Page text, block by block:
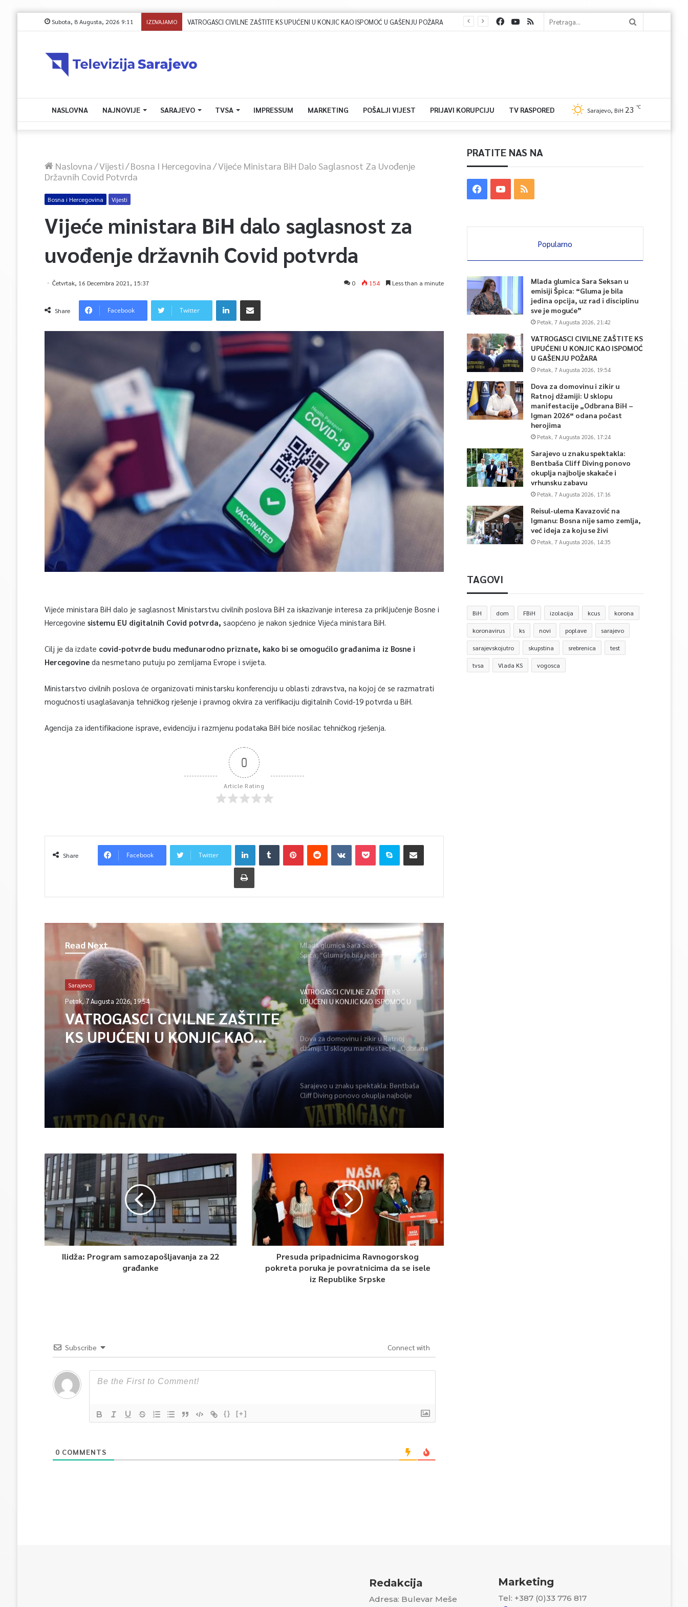
Subota, 8 Augusta, 2026 9:11 IZDVAJAMO
NASLOVNA NAJNOVIJE SARAJEVO TVSA IMPRESSUM MARKETING POŠALJI VIJEST PRIJAVI KORUPCIJU TV RASPORED Sarajevo, BiH 23 ℃
Naslovna/Vijesti/Bosna I Hercegovina/Vijeće Ministara BiH Dalo Saglasnost Za Uvođenje
Državnih Covid Potvrda
Bosna i Hercegovina Vijesti
Vijeće ministara BiH dalo saglasnost za
uvođenje državnih Covid potvrda
Četvrtak, 16 Decembra 2021, 15:37 0 154 Less than a minute
Share Facebook Twitter
Vijeće ministara BiH dalo je saglasnost Ministarstvu civilnih poslova BiH za iskazivanje interesa za priključenje Bosne i
Hercegovine sistemu EU digitalnih Covid potvrda, saopćeno je nakon sjednice Vijeća ministara BiH.
Cilj je da izdate covid-potvrde budu međunarodno priznate, kako bi se omogućilo građanima iz Bosne i
Hercegovineda nesmetano putuju po zemljama Evrope i svijeta.
Ministarstvo civilnih poslova će organizovati ministarsku konferenciju u oblasti zdravstva, na kojoj će se razmatrati
mogućnosti usaglašavanja tehničkog rješenje i pravnog okvira za verifikaciju digitalnih Covid-19 potvrda u BiH.
Agencija za identifikacione isprave, evidenciju i razmjenu podataka BiH biće nosilac tehničkog rješenja.
0
Article Rating
Share Facebook Twitter
Read Next
Sarajevo
Petak, 7 Augusta 2026, 19:54
VATROGASCI CIVILNE ZAŠTITE
KS UPUĆENI U KONJIC KAO
ISPOMOĆ U GAŠENJU POŽARA
Mlada glumica Sara Seksan u emisiji
Špica: “Gluma je bila jedina opcija, uz rad
i disciplinu sve je moguće”
VATROGASCI CIVILNE ZAŠTITE KS
UPUĆENI U KONJIC KAO ISPOMOĆ U
GAŠENJU POŽARA
Dova za domovinu i zikir u Ratnoj
džamiji: U sklopu manifestacije „Odbrana
BiH – Igman 2026“ odana počast
Sarajevo u znaku spektakla: Bentbaša
Cliff Diving ponovo okuplja najbolje
skakače i vrhunsku zabavu
Ilidža: Program samozapošljavanja za 22
građanke
Presuda pripadnicima Ravnogorskog
pokreta poruka je povratnicima da se isele
iz Republike Srpske
Subscribe Connect with
{} [+]
0 COMMENTS
PRATITE NAS NA
Popularno
Mlada glumica Sara Seksan u
emisiji Špica: “Gluma je bila
jedina opcija, uz rad i disciplinu
sve je moguće”
Petak, 7 Augusta 2026, 21:42
VATROGASCI CIVILNE ZAŠTITE KS
UPUĆENI U KONJIC KAO ISPOMOĆ
U GAŠENJU POŽARA
Petak, 7 Augusta 2026, 19:54
Dova za domovinu i zikir u
Ratnoj džamiji: U sklopu
manifestacije „Odbrana BiH –
Igman 2026“ odana počast
herojima
Petak, 7 Augusta 2026, 17:24
Sarajevo u znaku spektakla:
Bentbaša Cliff Diving ponovo
okuplja najbolje skakače i
vrhunsku zabavu
Petak, 7 Augusta 2026, 17:16
Reisul-ulema Kavazović na
Igmanu: Bosna nije samo zemlja,
već ideja za koju se živi
Petak, 7 Augusta 2026, 14:35
TAGOVI
BiH dom FBiH izolacija kcus korona
koronavirus ks novi poplave sarajevo
sarajevskojutro skupstina srebrenica test
tvsa Vlada KS vogosca
Redakcija
Adresa: Bulevar Meše
Marketing
Tel: +387 (0)33 776 817